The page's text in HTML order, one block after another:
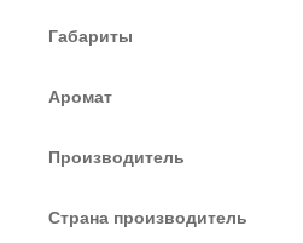
Габариты
Аромат
Производитель
Страна производитель